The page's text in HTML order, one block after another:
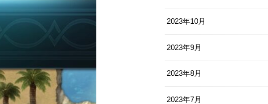
2023年10月
2023年9月
2023年8月
2023年7月